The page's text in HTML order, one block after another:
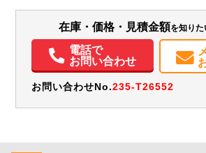
パワステ パワーウィンドウ
在庫・価格・見積金額を知り
電話で
お問い合わせ
お問い合わせNo.235-T26552